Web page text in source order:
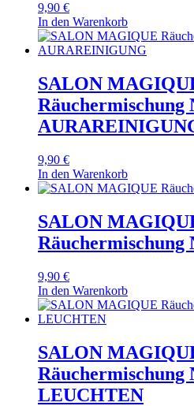
9,90 €
In den Warenkorb
SALON
Räuchermischung
9,90 €
In den Warenkorb
SALON
Räuchermischung
9,90 €
In den Warenkorb
SALON
Räuchermischung
LEUCHTEN